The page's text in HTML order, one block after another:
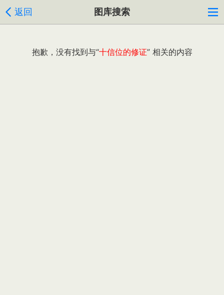
返回 图库搜索
抱歉，没有找到与“十信位的修证” 相关的内容